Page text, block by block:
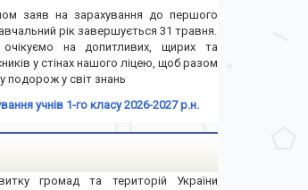
заяв на зарахування до першого
рік завершується 31 травня.
на допитливих, щирих та
у стінах нашого ліцею, щоб разом
подорож у світ знань
учнів 1-го класу 2026-2027 р.н.
громад та територій України